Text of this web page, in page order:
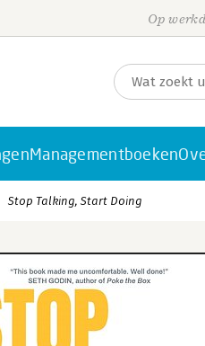
Op
Managementboeken
Stop Talking, Start Doing